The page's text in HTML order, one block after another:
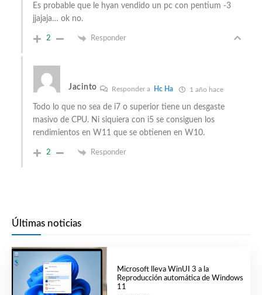
Es probable que le hyan vendido un pc con pentium -3
jjajaja… ok no.
2 Responder
Jacinto Responder a Hc Ha 1 año hace
Todo lo que no sea de i7 o superior tiene un desgaste
masivo de CPU. Ni siquiera con i5 se consiguen los
rendimientos en W11 que se obtienen en W10.
2 Responder
Últimas noticias
Microsoft lleva WinUI 3 a la
Reproducción automática de Windows
11